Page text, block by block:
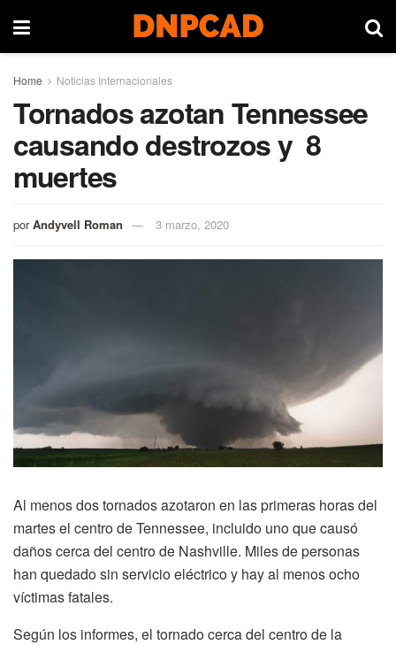
Home Noticias Internacionales
Tornados azotan Tennessee
causando destrozos y 8
muertes
por Andyvell Roman 3 marzo, 2020
Al menos dos tornados azotaron en las primeras horas del
martes el centro de Tennessee, incluido uno que causó
daños cerca del centro de Nashville. Miles de personas
han quedado sin servicio eléctrico y hay al menos ocho
víctimas fatales.
Según los informes, el tornado cerca del centro de la